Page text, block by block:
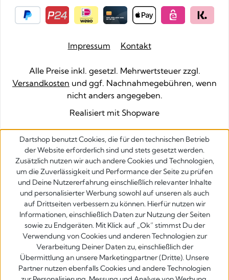
Impressum Kontakt
Alle Preise inkl. gesetzl. Mehrwertsteuer zzgl.
Versandkosten und ggf. Nachnahmegebühren, wenn
nicht anders angegeben.
Realisiert mit Shopware
Dartshop benutzt Cookies, die für den technischen Betrieb
der Website erforderlich sind und stets gesetzt werden.
Zusätzlich nutzen wir auch andere Cookies und Technologien,
um die Zuverlässigkeit und Performance der Seite zu prüfen
und Deine Nutzererfahrung einschließlich relevanter Inhalte
und personalisierter Werbung sowohl auf unseren als auch
auf Drittseiten verbessern zu können. Hierfür nutzen wir
Informationen, einschließlich Daten zur Nutzung der Seiten
sowie zu Endgeräten. Mit Klick auf „Ok” stimmst Du der
Verwendung von Cookies und anderen Technologien zur
Verarbeitung Deiner Daten zu, einschließlich der
Übermittlung an unsere Marketingpartner (Dritte). Unsere
Partner nutzen ebenfalls Cookies und andere Technologien